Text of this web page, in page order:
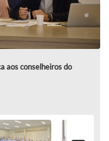
aos conselheiros do